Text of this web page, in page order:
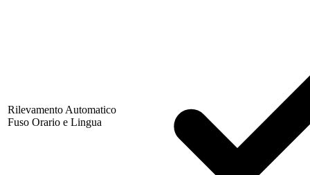
Rilevamento Automatico
Fuso Orario e Lingua